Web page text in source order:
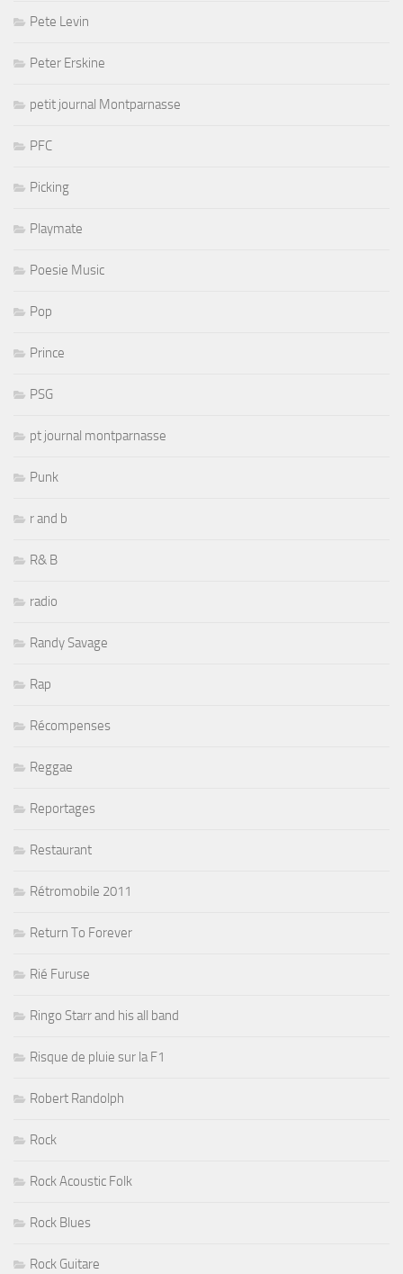
Pete Levin
Peter Erskine
petit journal Montparnasse
PFC
Picking
Playmate
Poesie Music
Pop
Prince
PSG
pt journal montparnasse
Punk
r and b
R& B
radio
Randy Savage
Rap
Récompenses
Reggae
Reportages
Restaurant
Rétromobile 2011
Return To Forever
Rié Furuse
Ringo Starr and his all band
Risque de pluie sur la F1
Robert Randolph
Rock
Rock Acoustic Folk
Rock Blues
Rock Guitare